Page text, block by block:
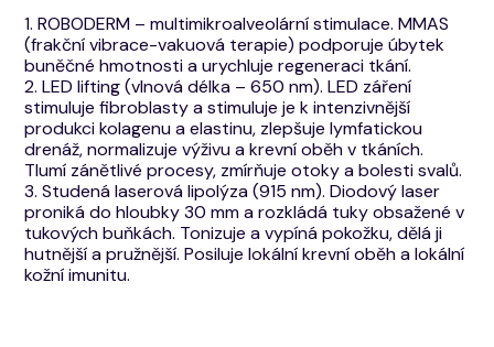
1. ROBODERM – multimikroalveolární stimulace. MMAS
(frakční vibrace-vakuová terapie) podporuje úbytek
buněčné hmotnosti a urychluje regeneraci tkání.
2. LED lifting (vlnová délka – 650 nm). LED záření
stimuluje fibroblasty a stimuluje je k intenzivnější
produkci kolagenu a elastinu, zlepšuje lymfatickou
drenáž, normalizuje výživu a krevní oběh v tkáních.
Tlumí zánětlivé procesy, zmírňuje otoky a bolesti svalů.
3. Studená laserová lipolýza (915 nm). Diodový laser
proniká do hloubky 30 mm a rozkládá tuky obsažené v
tukových buňkách. Tonizuje a vypíná pokožku, dělá ji
hutnější a pružnější. Posiluje lokální krevní oběh a lokální
kožní imunitu.